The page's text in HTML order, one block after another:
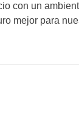
con un
mejor para